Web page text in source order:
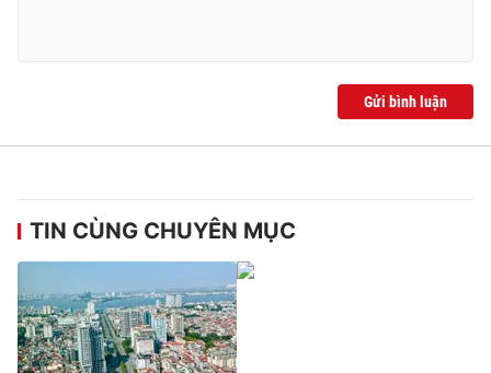
® Cấm sao chép dưới mọi hình thức nếu không có sự chấp
Gửi bình luận
TIN CÙNG CHUYÊN MỤC